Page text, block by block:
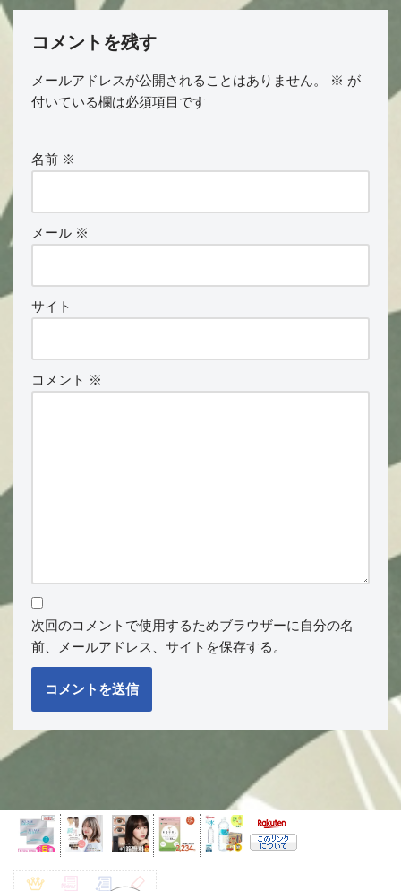
コメントを残す
メールアドレスが公開されることはありません。 ※ が
付いている欄は必須項目です
名前 ※
メール ※
サイト
コメント ※
次回のコメントで使用するためブラウザーに自分の名
前、メールアドレス、サイトを保存する。